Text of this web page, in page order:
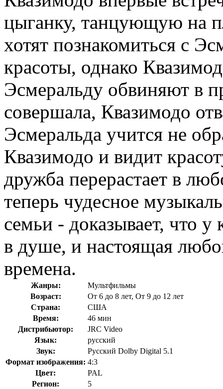
цыганку, танцующую на
хотят познакомиться с
красоты, однако
Эсмеральду обвиняют в
совершала, Квазимодо
Эсмеральда учится не
Квазимодо и видит
дружба перерастает в
теперь чудесное
семьи - доказывает, что у
в душе, и настоящая
времена.
Жанры:
Мультфильмы
Возраст:
От 6 до 8 лет, От 9 до 12 лет
Страна:
США
Время:
46 мин
Дистрибьютор:
JRC Video
Язык:
русский
Звук:
Русский Dolby Digital 5.1
Формат изображения: 4:3
Цвет:
PAL
Регион:
5